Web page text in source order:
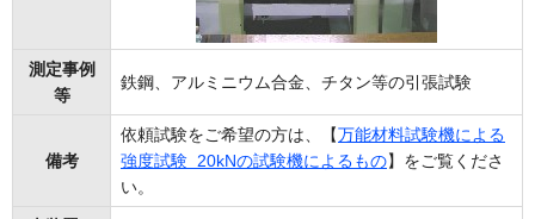
測定事例
等
鉄鋼、アルミニウム合金、チタン等の引張試験
備考
依頼試験をご希望の方は、【万能材料試験機による
強度試験 20kNの試験機によるもの】をご覧くださ
い。